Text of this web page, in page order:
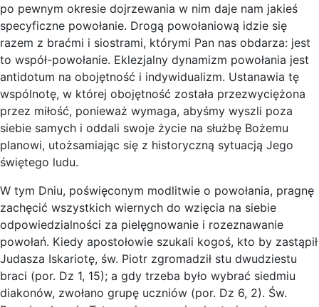
po pewnym okresie dojrzewania w nim daje nam jakieś
specyficzne powołanie. Drogą powołaniową idzie się
razem z braćmi i siostrami, którymi Pan nas obdarza: jest
to współ-powołanie. Eklezjalny dynamizm powołania jest
antidotum na obojętność i indywidualizm. Ustanawia tę
wspólnotę, w której obojętność została przezwyciężona
przez miłość, ponieważ wymaga, abyśmy wyszli poza
siebie samych i oddali swoje życie na służbę Bożemu
planowi, utożsamiając się z historyczną sytuacją Jego
świętego ludu.
W tym Dniu, poświęconym modlitwie o powołania, pragnę
zachęcić wszystkich wiernych do wzięcia na siebie
odpowiedzialności za pielęgnowanie i rozeznawanie
powołań. Kiedy apostołowie szukali kogoś, kto by zastąpił
Judasza Iskariotę, św. Piotr zgromadził stu dwudziestu
braci (por. Dz 1, 15); a gdy trzeba było wybrać siedmiu
diakonów, zwołano grupę uczniów (por. Dz 6, 2). Św.